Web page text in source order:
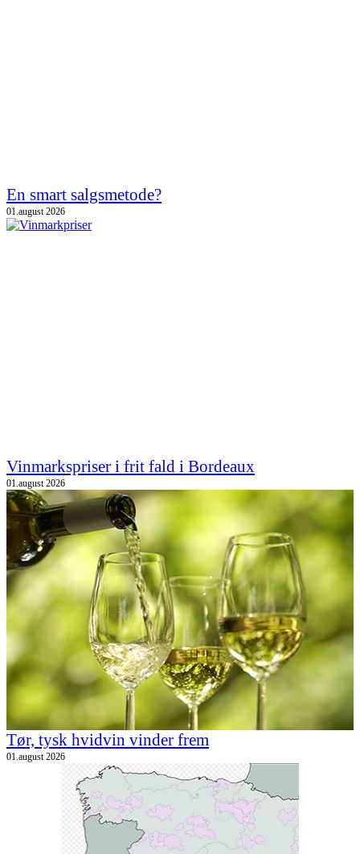
En smart salgsmetode?
01.august 2026
Vinmarkspriser i frit fald i Bordeaux
01.august 2026
Tør, tysk hvidvin vinder frem
01.august 2026